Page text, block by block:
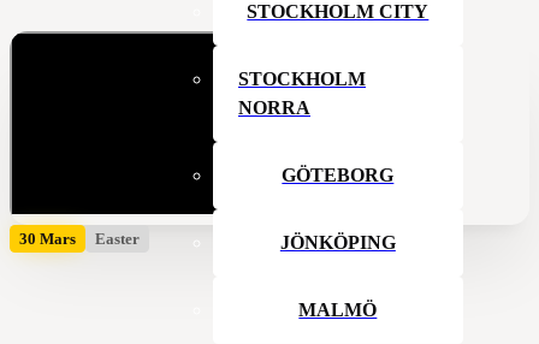
STOCKHOLM CITY
STOCKHOLM
NORRA
GÖTEBORG
JÖNKÖPING
MALMÖ
30 Mars Easter